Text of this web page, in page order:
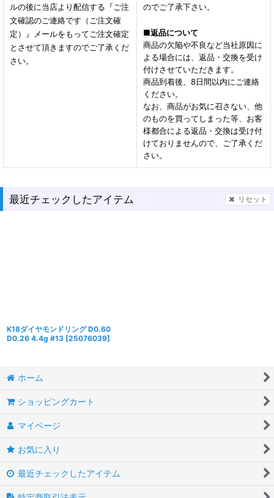
ルの後に当店より配信する『ご注
文確認のご連絡です（ご注文確
定）』メールをもってご注文確定
とさせて頂きますのでご了承くだ
さい。
のでご了承下さい。
■返品について
商品の欠陥や不良など当社原因に
よる場合には、返品・交換を受け
付けさせていただきます。
商品到着後、8日間以内にご連絡
ください。
なお、商品がお気に召さない、他
のものを買ってしまった等、お客
様都合による返品・交換は受け付
けておりませんので、ご了承くだ
さい。
最近チェックしたアイテム リセット
K18ダイヤモンドリング D0.60
D0.26 4.4g #13 [25076039]
ホーム
ショッピングカート
マイページ
お気に入り
最近チェックしたアイテム